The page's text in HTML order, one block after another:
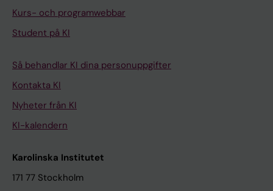
Kurs- och programwebbar
Student på KI
Så behandlar KI dina personuppgifter
Kontakta KI
Nyheter från KI
KI-kalendern
Karolinska Institutet
171 77 Stockholm